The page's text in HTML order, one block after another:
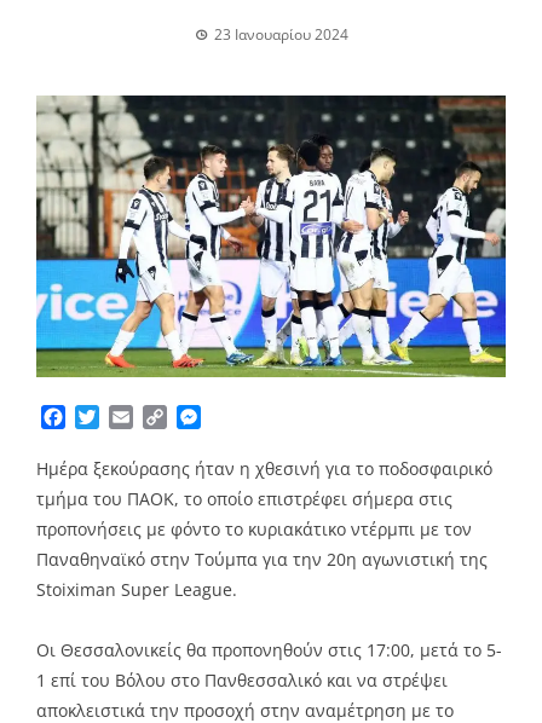
23 Ιανουαρίου 2024
Facebook
TwitterEmailCopy
Ημέρα ξεκούρασης ήταν η χθεσινή για το ποδοσφαιρικό
τμήμα του ΠΑΟΚ, το οποίο επιστρέφει σήμερα στις
προπονήσεις με φόντο το κυριακάτικο ντέρμπι με τον
Παναθηναϊκό στην Τούμπα για την 20η αγωνιστική της
Stoiximan Super League.
Οι Θεσσαλονικείς θα προπονηθούν στις 17:00, μετά το 5-
1 επί του Βόλου στο Πανθεσσαλικό και να στρέψει
αποκλειστικά την προσοχή στην αναμέτρηση με το